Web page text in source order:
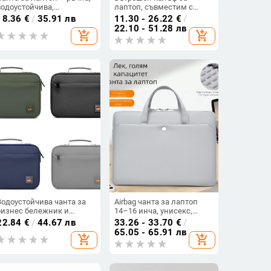
удароустойчива,
полиестер
€ / 35.91 лв
add_shopping_cart
лаптоп, съвместим с
Huawei 12-инч, Apple 14-
инч, 13.3-инч MacBook и
15.6-инчови лаптопи
11.30 - 26.22 € /
22.10 - 51.28 лв
add_shopping_cart
чанта за
бележник и
подходяща за 10-
инчов лаптоп
€ / 44.67 лв
add_shopping_cart
Airbag чанта за лаптоп
14–16 инча, унисекс,
съвместима с Asus, Dell,
Huawei, Apple
33.26 - 33.70 € /
65.05 - 65.91 лв
add_shopping_cart